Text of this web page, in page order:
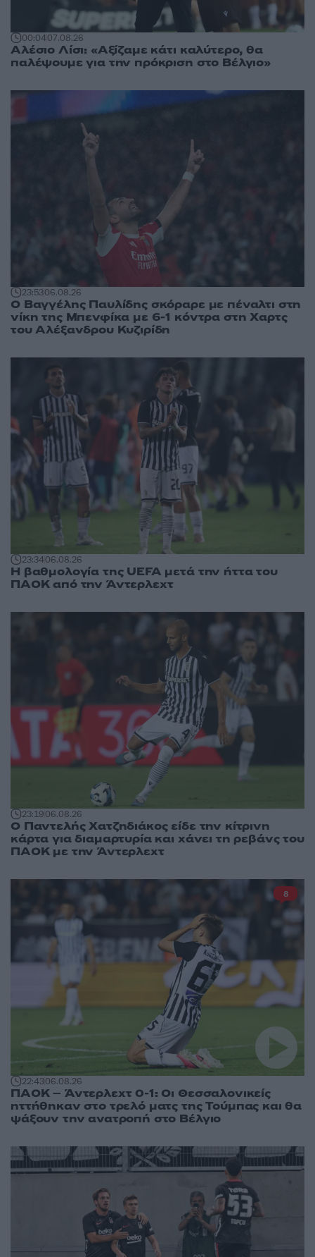
00:0407.08.26
Αλέσιο Λίσι: «Αξίζαμε κάτι καλύτερο, θα
παλέψουμε για την πρόκριση στο Βέλγιο»
23:5306.08.26
Ο Βαγγέλης Παυλίδης σκόραρε με πέναλτι στη
νίκη της Μπενφίκα με 6-1 κόντρα στη Χαρτς
του Αλέξανδρου Κυζιρίδη
23:3406.08.26
Η βαθμολογία της UEFA μετά την ήττα του
ΠΑΟΚ από την Άντερλεχτ
23:1906.08.26
Ο Παντελής Χατζηδιάκος είδε την κίτρινη
κάρτα για διαμαρτυρία και χάνει τη ρεβάνς του
ΠΑΟΚ με την Άντερλεχτ
22:4306.08.26
ΠΑΟΚ – Άντερλεχτ 0-1: Οι Θεσσαλονικείς
ηττήθηκαν στο τρελό ματς της Τούμπας και θα
ψάξουν την ανατροπή στο Βέλγιο
8